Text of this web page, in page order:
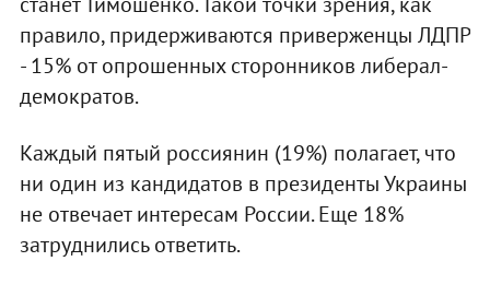
правило, придерживаются приверженцы ЛДПР
- 15% от опрошенных сторонников либерал-
демократов.
Каждый пятый россиянин (19%) полагает, что
ни один из кандидатов в президенты Украины
не отвечает интересам России. Еще 18%
затруднились ответить.